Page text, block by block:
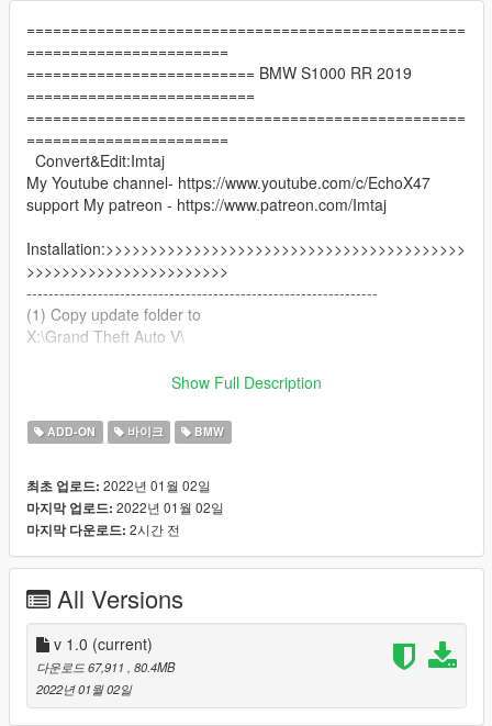
==================================================
=======================
========================== BMW S1000 RR 2019
==========================
==================================================
=======================
Convert&Edit:Imtaj
My Youtube channel- https://www.youtube.com/c/EchoX47
support My patreon - https://www.patreon.com/Imtaj
Installation:>>>>>>>>>>>>>>>>>>>>>>>>>>>>>>>>>>>>>>>>>
>>>>>>>>>>>>>>>>>>>>>>>
----------------------------------------------------------------
(1) Copy update folder to
X:\Grand Theft Auto V\
(2)Use OpenIV extract
V\update\update.rpf\common\data\dlclist.xml
then use notepad open it,add new line.
dlcpacks:\bmws19\
Save it and use OpenIV replace it.
(3) You can use Simple Trainer Spawn it by name.
BMWS19
LSC
Show Full Description
ADD-ON 바이크 BMW
최초 업로드: 2022년 01월 02일
마지막 업로드: 2022년 01월 02일
마지막 다운로드: 2시간 전
All Versions
v 1.0 (current)
다운로드 67,911 , 80.4MB
2022년 01월 02일